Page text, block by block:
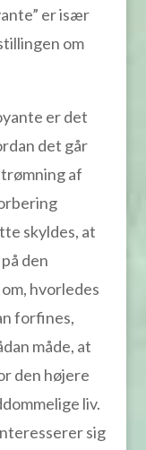
er især
om
er det
det går
af
skyldes, at
den
hvorledes
forfines,
måde, at
den højere
liv.
sig